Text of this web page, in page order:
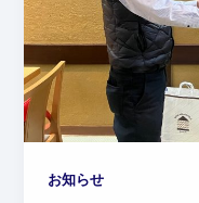
お知らせ